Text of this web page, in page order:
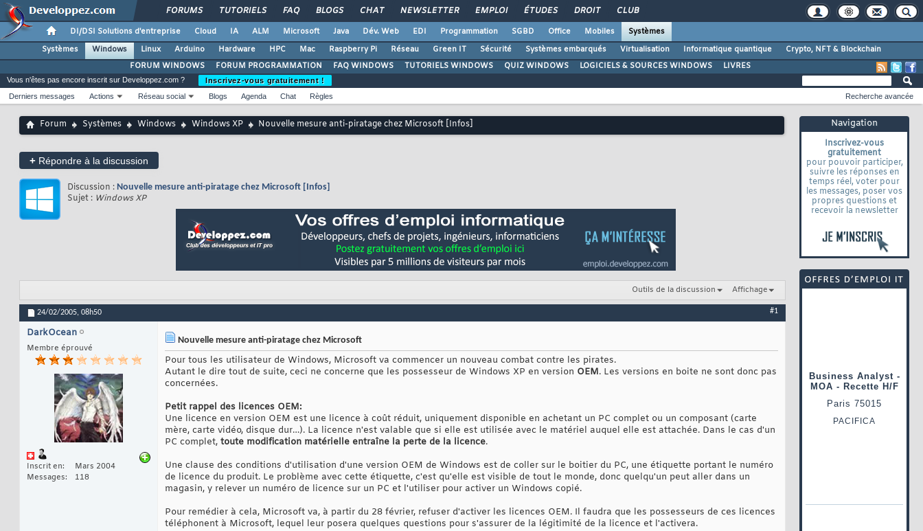
FORUMS TUTORIELS FAQ BLOGS CHAT NEWSLETTER EMPLOI ÉTUDES DROIT CLUB
DI/DSI Solutions d'entreprise Cloud IA ALM Microsoft Java Dév. Web EDI Programmation SGBD Office Mobiles
Systèmes
Systèmes
Windows Linux Arduino Hardware HPC Mac Raspberry Pi Réseau Green IT Sécurité Systèmes embarqués Virtualisation Informatique quantique
Crypto, NFT & Blockchain
FORUM WINDOWS
FORUM PROGRAMMATION FAQ WINDOWS TUTORIELS WINDOWS QUIZ WINDOWS LOGICIELS & SOURCES WINDOWS LIVRES
Navigation
Inscrivez-vous
gratuitement
pour pouvoir participer,
suivre les réponses en
temps réel, voter pour
les messages, poser vos
propres questions et
recevoir la newsletter
Vous n'êtes pas encore inscrit sur Developpez.com ?
Inscrivez-vous gratuitement !
Derniers messages
Actions Réseau social Blogs Agenda Chat Règles Recherche avancée
Forum Systèmes Windows Windows XP Nouvelle mesure anti-piratage chez Microsoft [Infos]
+ Répondre à la discussion
Discussion : Nouvelle mesure anti-piratage chez Microsoft [Infos]
Sujet : Windows XP
Outils de la discussion Affichage
24/02/2005, 08h50 #1
DarkOcean
Membre éprouvé
Inscrit en
Mars 2004
Messages
118
Nouvelle mesure anti-piratage chez Microsoft
Pour tous les utilisateur de Windows, Microsoft va commencer un nouveau combat contre les pirates.
Autant le dire tout de suite, ceci ne concerne que les possesseur de Windows XP en version OEM. Les versions en boite ne sont donc pas
concernées.
Petit rappel des licences OEM:
Une licence en version OEM est une licence à coût réduit, uniquement disponible en achetant un PC complet ou un composant (carte
mère, carte vidéo, disque dur…). La licence n'est valable que si elle est utilisée avec le matériel auquel elle est attachée. Dans le cas d'un
PC complet, toute modification matérielle entraîne la perte de la licence.
Une clause des conditions d'utilisation d'une version OEM de Windows est de coller sur le boitier du PC, une étiquette portant le numéro
de licence du produit. Le problème avec cette étiquette, c'est qu'elle est visible de tout le monde, donc quelqu'un peut aller dans un
magasin, y relever un numéro de licence sur un PC et l'utiliser pour activer un Windows copié.
Pour remédier à cela, Microsoft va, à partir du 28 février, refuser d'activer les licences OEM. Il faudra que les possesseurs de ces licences
téléphonent à Microsoft, lequel leur posera quelques questions pour s'assurer de la légitimité de la licence et l'activera.